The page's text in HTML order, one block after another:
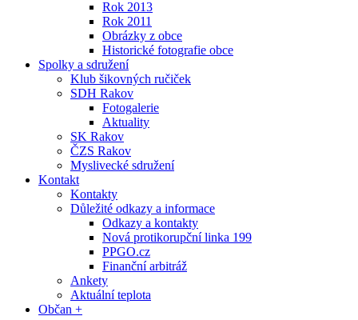
Rok 2013
Rok 2011
Obrázky z obce
Historické fotografie obce
Spolky a sdružení
Klub šikovných ručiček
SDH Rakov
Fotogalerie
Aktuality
SK Rakov
ČZS Rakov
Myslivecké sdružení
Kontakt
Kontakty
Důležité odkazy a informace
Odkazy a kontakty
Nová protikorupční linka 199
PPGO.cz
Finanční arbitráž
Ankety
Aktuální teplota
Občan +